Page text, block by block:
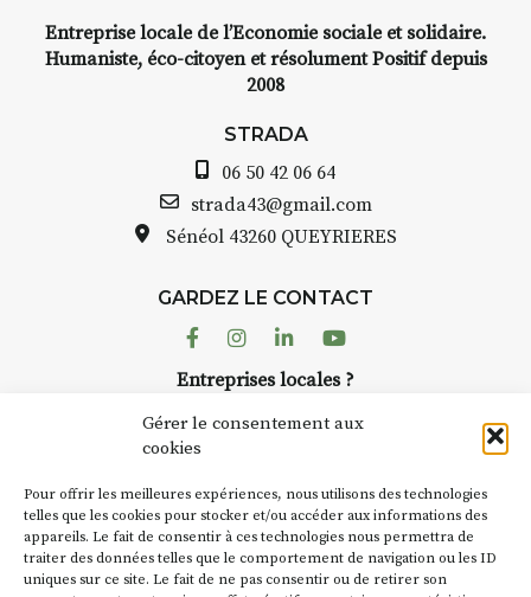
Gérer le consentement aux
cookies
Pour offrir les meilleures expériences, nous utilisons des technologies
telles que les cookies pour stocker et/ou accéder aux informations des
appareils. Le fait de consentir à ces technologies nous permettra de
traiter des données telles que le comportement de navigation ou les ID
uniques sur ce site. Le fait de ne pas consentir ou de retirer son
Entreprise locale de l’Economie sociale et solidaire.
Humaniste, éco-citoyen et résolument Positif depuis
2008
STRADA
06 50 42 06 64
strada43@gmail.com
Sénéol 43260 QUEYRIERES
GARDEZ LE CONTACT
FacebookInstagram
LinkedinYoutube
Entreprises locales ?
Suivez toute l'actu de Strada